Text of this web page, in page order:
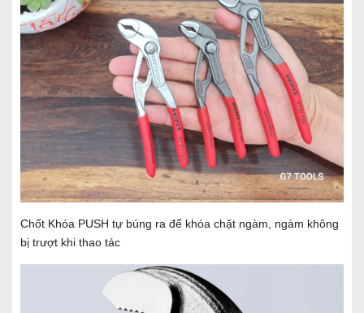
Chốt Khóa PUSH tự búng ra để khóa chặt ngàm, ngàm không
bị trượt khi thao tác